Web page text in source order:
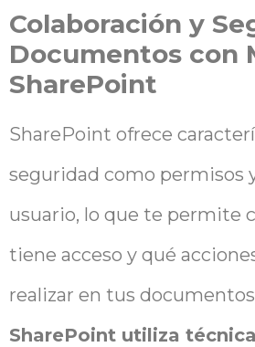
Colaboración y
Documentos con
SharePoint
SharePoint ofrece
seguridad como permisos
usuario, lo que te permite
tiene acceso y qué
realizar en tus
SharePoint utiliza